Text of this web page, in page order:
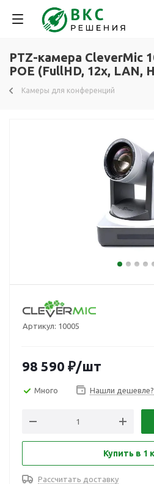
PTZ-камера CleverMic
POE (FullHD, 12x, LAN,
Камеры для конференций
Артикул: 10005
98 590 ₽/шт
Много Нашли дешевле?
Купить в 1
Рассчитать доставку